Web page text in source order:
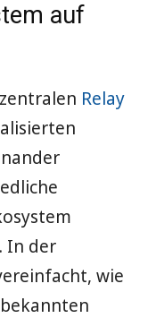
auf
Relay
In der
wie